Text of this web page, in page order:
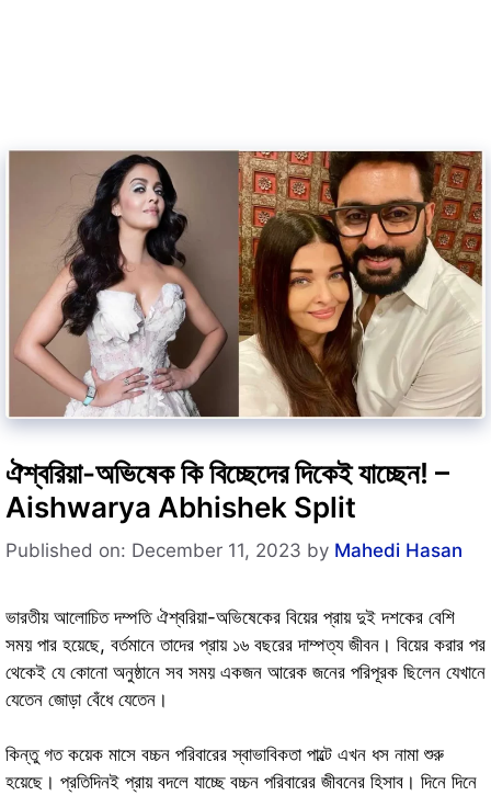
ঐশ্বরিয়া-অভিষেক কি বিচ্ছেদের দিকেই যাচ্ছেন! –
Aishwarya Abhishek Split
Published on: December 11, 2023 by Mahedi Hasan
ভারতীয় আলোচিত দম্পতি ঐশ্বরিয়া-অভিষেকের বিয়ের প্রায় দুই দশকের বেশি
সময় পার হয়েছে, বর্তমানে তাদের প্রায় ১৬ বছরের দাম্পত্য জীবন। বিয়ের করার পর
থেকেই যে কোনো অনুষ্ঠানে সব সময় একজন আরেক জনের পরিপূরক ছিলেন যেখানে
যেতেন জোড়া বেঁধে যেতেন।
কিন্তু গত কয়েক মাসে বচ্চন পরিবারের স্বাভাবিকতা পাল্টে এখন ধস নামা শুরু
হয়েছে। প্রতিদিনই প্রায় বদলে যাচ্ছে বচ্চন পরিবারের জীবনের হিসাব। দিনে দিনে